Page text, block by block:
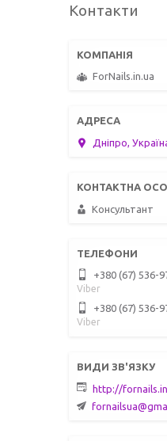
Контакти
ForNails.in.ua
Дніпро,
Консультант
+380 (67) 536-
Viber
+380 (67) 536-
Viber
http://